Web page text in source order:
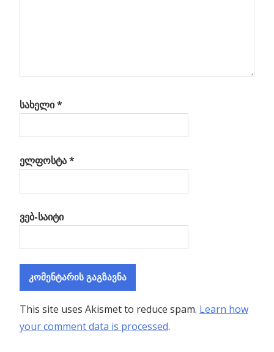
სახელი*
ელფოსტა*
ვებ-საიტი
This site uses Akismet to reduce spam. Learn how
your comment data is processed.